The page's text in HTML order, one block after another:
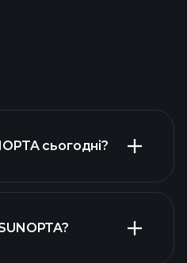
сьогодні?